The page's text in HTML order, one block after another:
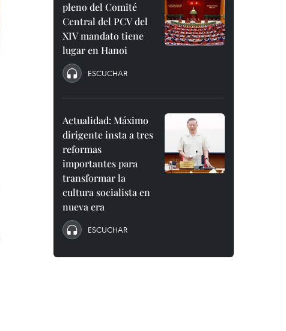
pleno del Comité
Central del PCV del
XIV mandato tiene
lugar en Hanoi
ESCUCHAR
Actualidad: Máximo
dirigente insta a tres
reformas
importantes para
transformar la
cultura socialista en
nueva era
ESCUCHAR